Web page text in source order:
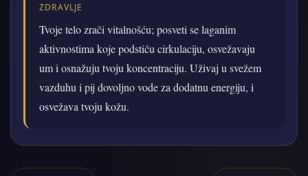
ZDRAVLJE
Tvoje telo zrači vitalnošću; posveti se laganim
aktivnostima koje podstiču cirkulaciju, osvežavaju
um i osnažuju tvoju koncentraciju. Uživaj u svežem
vazduhu i pij dovoljno vode za dodatnu energiju, i
osvežava tvoju kožu.